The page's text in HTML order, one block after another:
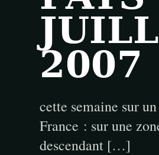
2007
cette semaine sur
France : sur une
descendant […]